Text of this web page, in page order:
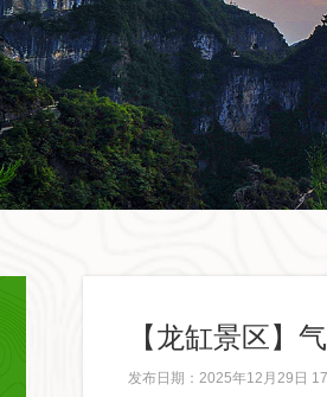
【龙缸景区】
发布日期：2025年12月29日